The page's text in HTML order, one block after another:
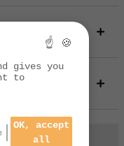
☝ 🍪
gives you
to
OK, accept
all